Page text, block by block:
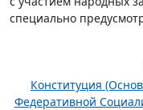
специально
Конституция
Федеративной